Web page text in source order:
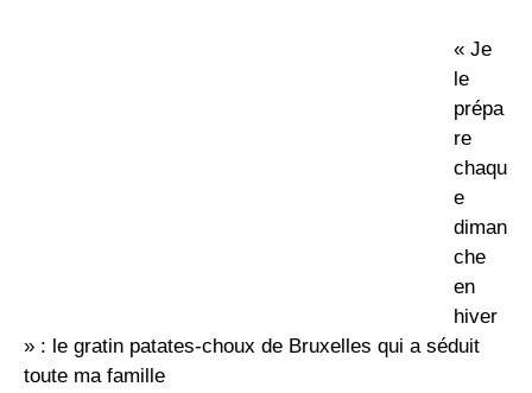
« Je
le
prépa
re
chaqu
e
diman
che
en
hiver
» : le gratin patates-choux de Bruxelles qui a séduit
toute ma famille